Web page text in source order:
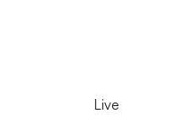
Live